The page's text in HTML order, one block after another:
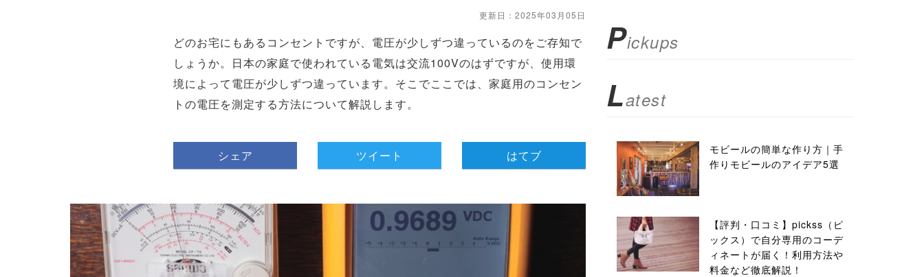
更新日：2025年03月05日
どのお宅にもあるコンセントですが、電圧が少しずつ違っているのをご存知で
しょうか。日本の家庭で使われている電気は交流100Vのはずですが、使用環
境によって電圧が少しずつ違っています。そこでここでは、家庭用のコンセン
トの電圧を測定する方法について解説します。
シェア ツイート はてブ
Pickups
Latest
モビールの簡単な作り方｜手
作りモビールのアイデア5選
【評判・口コミ】pickss（ピ
ックス）で自分専用のコーデ
ィネートが届く！利用方法や
料金など徹底解説！